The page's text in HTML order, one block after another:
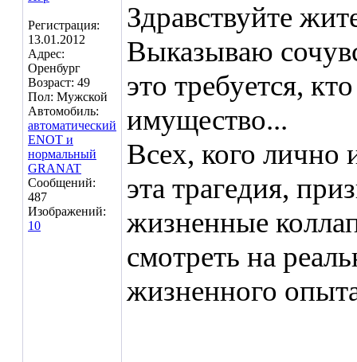
Регистрация:
13.01.2012
Адрес:
Оренбург
Возраст: 49
Пол: Мужской
Автомобиль:
автоматический
ENOT и
нормальный
GRANAT
Сообщений:
487
Изображений:
10
Здравствуйте
Выказываю
это требуется,
имущество...
Всех, кого лично
эта трагедия,
жизненные
смотреть на
жизненного